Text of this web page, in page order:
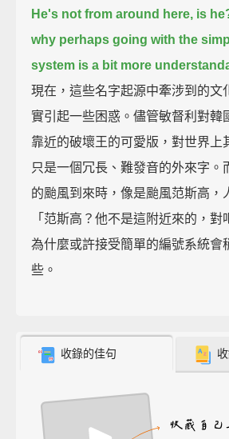
He's not from around here, is
why perhaps going with the
system is a bit more
現在，這些名字起源中牽涉到的文
實引起一些困惑。儘管敏督利對韓
靠近的破壞王的可愛版，對世界上
只是一個冗長、難發音的外來字。
的颱風到來時，像是颱風范斯高，
「范斯高？他不是這附近來的，對
為什麼或許接受簡單的編號系統會
些。
收錄的佳句